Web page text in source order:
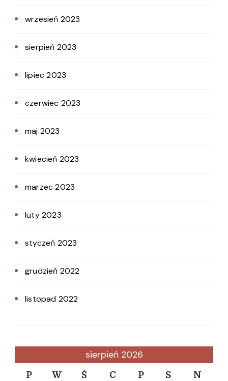
wrzesień 2023
sierpień 2023
lipiec 2023
czerwiec 2023
maj 2023
kwiecień 2023
marzec 2023
luty 2023
styczeń 2023
grudzień 2022
listopad 2022
sierpień 2026
P W Ś C P S N